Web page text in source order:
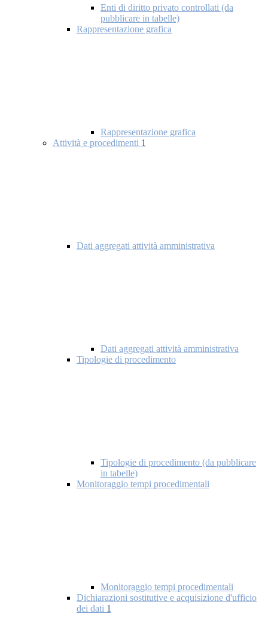
Enti di diritto privato controllati (da
pubblicare in tabelle)
Rappresentazione grafica
Rappresentazione grafica
Attività e procedimenti 1
Dati aggregati attività amministrativa
Dati aggregati attività amministrativa
Tipologie di procedimento
Tipologie di procedimento (da pubblicare
in tabelle)
Monitoraggio tempi procedimentali
Monitoraggio tempi procedimentali
Dichiarazioni sostitutive e acquisizione d'ufficio
dei dati 1